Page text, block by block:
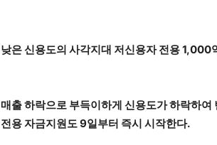
낮은 신용도의 사각지대 저신용자 전용 1,000
매출 하락으로 부득이하게 신용도가 하락하
전용 자금지원도 9일부터 즉시 시작한다.